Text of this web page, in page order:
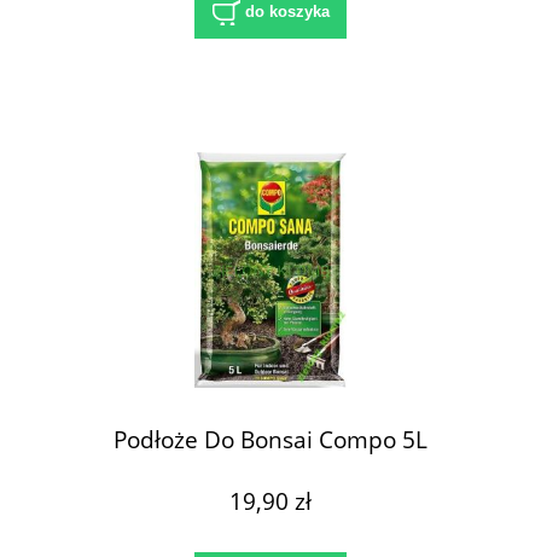
do koszyka
Podłoże Do Bonsai Compo 5L
19,90 zł